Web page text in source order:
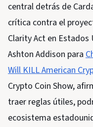
central detrás de
crítica contra el
Clarity Act en Estados
Ashton Addison para
Will KILL American
Crypto Coin Show,
traer reglas útiles,
ecosistema